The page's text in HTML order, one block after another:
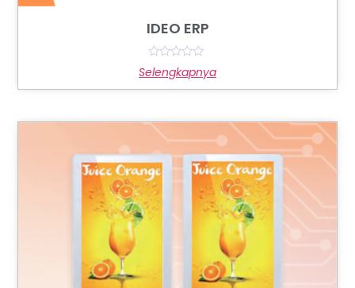
IDEO ERP
Rated
0
out
Selengkapnya